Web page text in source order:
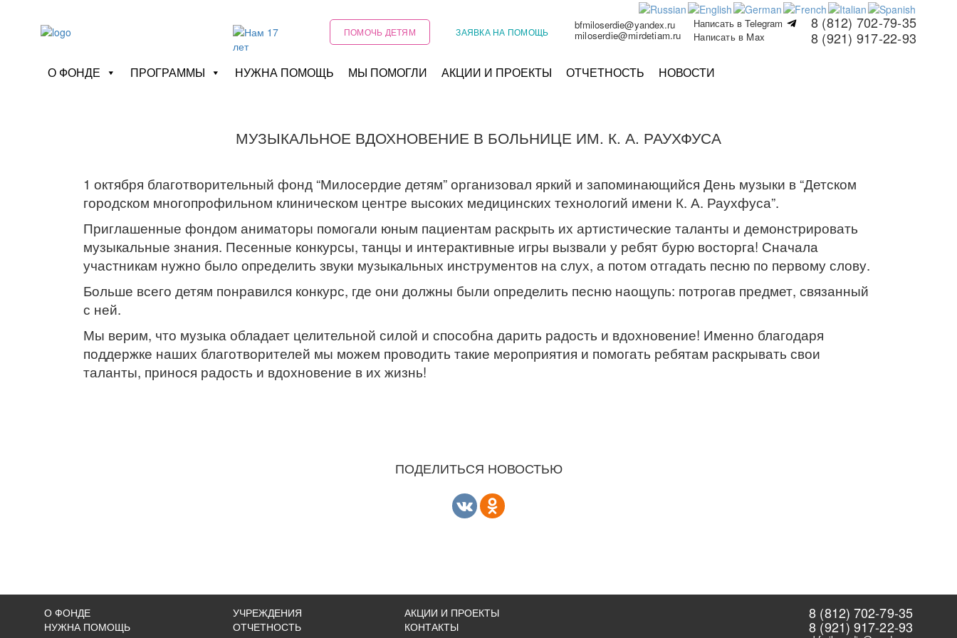
ПОМОЧЬ ДЕТЯМ ЗАЯВКА НА ПОМОЩЬ bfmiloserdie@yandex.ru
miloserdie@mirdetiam.ru
Написать в Telegram
Написать в Max
8 (812) 702-79-35
8 (921) 917-22-93
О ФОНДЕ ПРОГРАММЫ НУЖНА ПОМОЩЬ МЫ ПОМОГЛИ АКЦИИ И ПРОЕКТЫ ОТЧЕТНОСТЬ НОВОСТИ
МУЗЫКАЛЬНОЕ ВДОХНОВЕНИЕ В БОЛЬНИЦЕ ИМ. К. А. РАУХФУСА
1 октября благотворительный фонд “Милосердие детям” организовал яркий и запоминающийся День музыки в “Детском
городском многопрофильном клиническом центре высоких медицинских технологий имени К. А. Раухфуса”.
Приглашенные фондом аниматоры помогали юным пациентам раскрыть их артистические таланты и демонстрировать
музыкальные знания. Песенные конкурсы, танцы и интерактивные игры вызвали у ребят бурю восторга! Сначала
участникам нужно было определить звуки музыкальных инструментов на слух, а потом отгадать песню по первому слову.
Больше всего детям понравился конкурс, где они должны были определить песню наощупь: потрогав предмет, связанный
с ней.
Мы верим, что музыка обладает целительной силой и способна дарить радость и вдохновение! Именно благодаря
поддержке наших благотворителей мы можем проводить такие мероприятия и помогать ребятам раскрывать свои
таланты, принося радость и вдохновение в их жизнь!
ПОДЕЛИТЬСЯ НОВОСТЬЮ
О ФОНДЕ
НУЖНА ПОМОЩЬ
УЧРЕЖДЕНИЯ
ОТЧЕТНОСТЬ
АКЦИИ И ПРОЕКТЫ
КОНТАКТЫ
8 (812) 702-79-35
8 (921) 917-22-93